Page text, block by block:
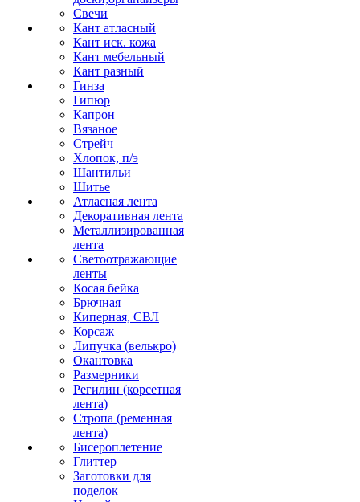
Свечи
Кант атласный
Кант иск. кожа
Кант мебельный
Кант разный
Гинза
Гипюр
Капрон
Вязаное
Стрейч
Хлопок, п/э
Шантильи
Шитье
Атласная лента
Декоративная лента
Металлизированная
лента
Светоотражающие
ленты
Косая бейка
Брючная
Киперная, СВЛ
Корсаж
Липучка (велькро)
Окантовка
Размерники
Регилин (корсетная
лента)
Стропа (ременная
лента)
Бисероплетение
Глиттер
Заготовки для
поделок